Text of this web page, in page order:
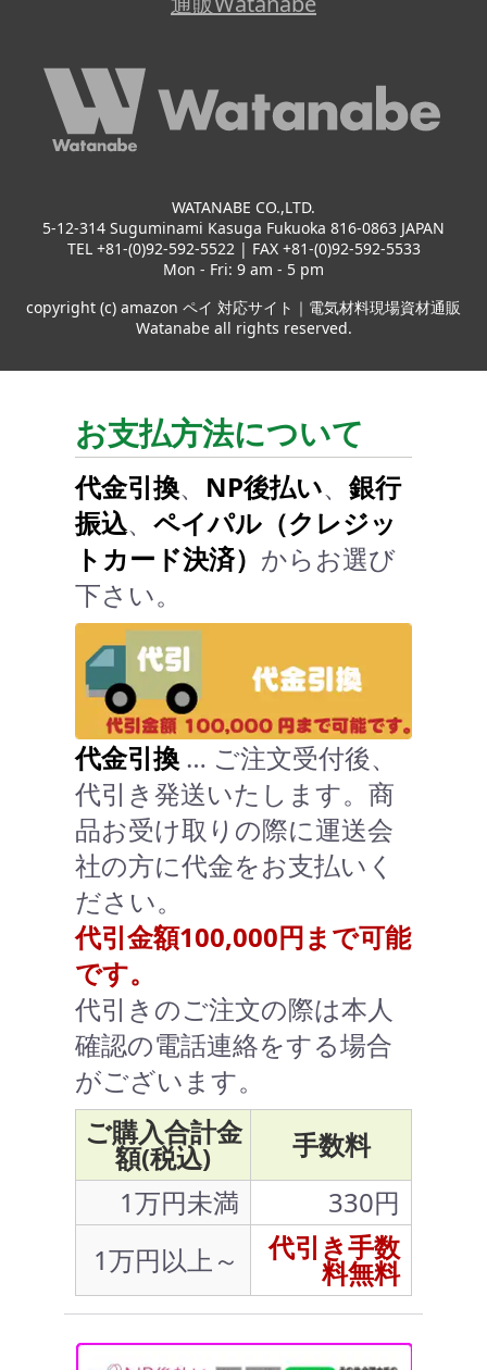
WATANABE CO.,LTD.
5-12-314 Suguminami Kasuga Fukuoka 816-0863 JAPAN
TEL +81-(0)92-592-5522 | FAX +81-(0)92-592-5533
Mon - Fri: 9 am - 5 pm
copyright (c) amazon ペイ 対応サイト｜電気材料現場資材通販
Watanabe all rights reserved.
お支払方法について
代金引換、 NP後払い、 銀行
振込、 ペイパル（クレジッ
トカード決済） からお選び
下さい。
代金引換 … ご注文受付後、
代引き発送いたします。商
品お受け取りの際に運送会
社の方に代金をお支払いく
ださい。
代引金額100,000円まで可能
です。
代引きのご注文の際は本人
確認の電話連絡をする場合
がございます。
ご購入合計金
額(税込)
手数料
1万円未満
330円
1万円以上～
代引き手数
料無料